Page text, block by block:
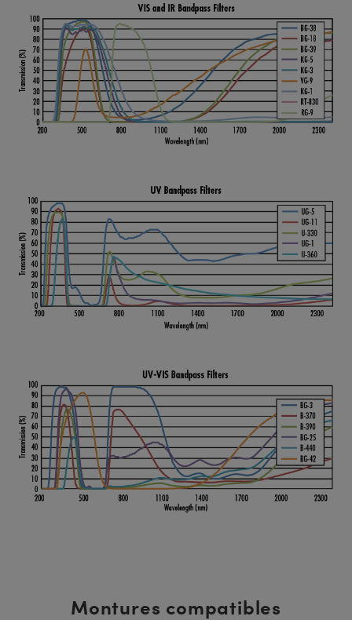
Montures compatibles